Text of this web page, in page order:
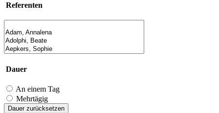
Referenten
Dauer
An einem Tag
Mehrtägig
Dauer zurücksetzen